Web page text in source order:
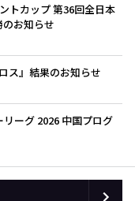
トカップ 第36回全日本
お知らせ
ス』結果のお知らせ
ーグ 2026 中国プログ